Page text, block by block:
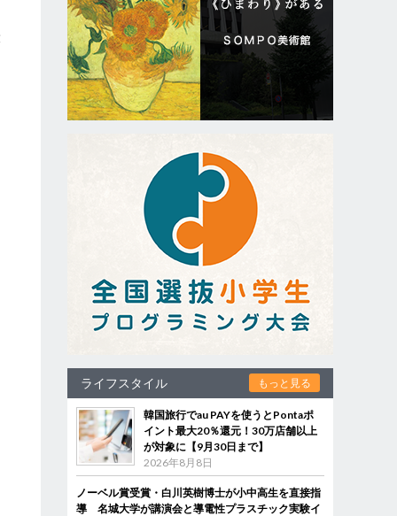
ライフスタイル もっと見る
韓国旅行でau PAYを使うとPontaポ
イント最大20％還元！30万店舗以上
が対象に【9月30日まで】
2026年8月8日
ノーベル賞受賞・白川英樹博士が小中高生を直接指
導 名城大学が講演会と導電性プラスチック実験イ